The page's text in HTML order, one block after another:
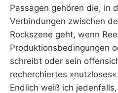
Passagen gehören die, in
Verbindungen zwischen
Rockszene geht, wenn
Produktionsbedingungen
schreibt oder sein
recherchiertes
Endlich weiß ich